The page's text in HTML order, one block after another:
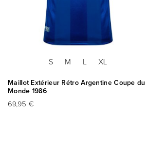
S M L XL
Maillot Extérieur Rétro Argentine Coupe du
Monde 1986
69,95 €